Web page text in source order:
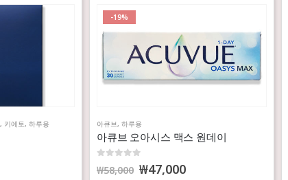
, 키에토 , 하루용
-19%
아큐브 , 하루용
아큐브 오아시스 맥스 원데이
₩58,000 ₩47,000